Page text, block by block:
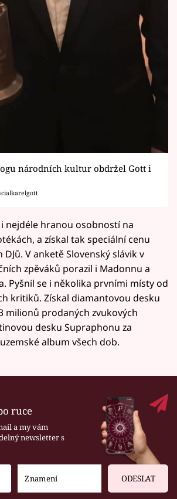
národních kultur obdržel Gott i
nejdéle hranou osobností na
a získal tak speciální cenu
V anketě Slovenský slávik v
zpěváků porazil i Madonnu a
Pyšnil se i několika prvními místy od
kritiků. Získal diamantovou desku
milionů prodaných zvukových
desku Supraphonu za
album všech dob.
ruce
a my vám
newsletter s
ODESLAT